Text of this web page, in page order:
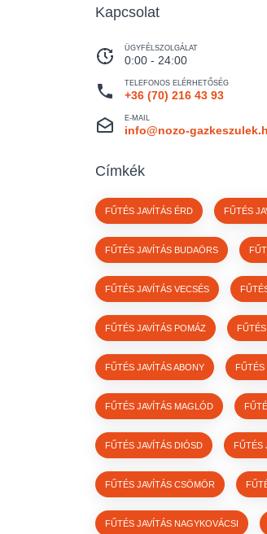
Kapcsolat
ÜGYFÉLSZOLGÁLAT
0:00 - 24:00
TELEFONOS ELÉRHETŐSÉG
+36 (70) 216 43 93
E-MAIL
info@nozo-
Címkék
FŰTÉS JAVÍTÁS ÉRD FŰTÉS
FŰTÉS JAVÍTÁS BUDAÖRS
FŰTÉS JAVÍTÁS VECSÉS
FŰTÉS JAVÍTÁS POMÁZ
FŰTÉS JAVÍTÁS ABONY FŰTÉS
FŰTÉS JAVÍTÁS MAGLÓD
FŰTÉS JAVÍTÁS DIÓSD FŰTÉS
FŰTÉS JAVÍTÁS CSÖMÖR
FŰTÉS JAVÍTÁS NAGYKOVÁCSI